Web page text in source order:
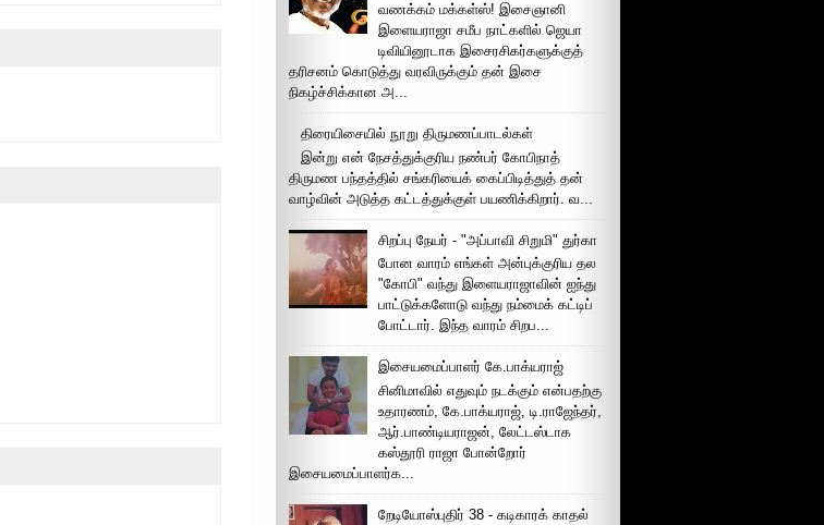
வணக்கம் மக்கள்ஸ்! இசைஞானி
இளையராஜா சமீப நாட்களில் ஜெயா
டிவியினூடாக இசைரசிகர்களுக்குத்
தரிசனம் கொடுத்து வரவிருக்கும் தன் இசை
நிகழ்ச்சிக்கான அ...
திரையிசையில் நூறு திருமணப்பாடல்கள்
இன்று என் நேசத்துக்குரிய நண்பர் கோபிநாத்
திருமண பந்தத்தில் சங்கரியைக் கைப்பிடித்துத் தன்
வாழ்வின் அடுத்த கட்டத்துக்குள் பயணிக்கிறார். வ...
சிறப்பு நேயர் - "அப்பாவி சிறுமி" துர்கா
போன வாரம் எங்கள் அன்புக்குரிய தல
"கோபி" வந்து இளையராஜாவின் ஐந்து
பாட்டுக்களோடு வந்து நம்மைக் கட்டிப்
போட்டார். இந்த வாரம் சிறப...
இசையமைப்பாளர் கே.பாக்யராஜ்
சினிமாவில் எதுவும் நடக்கும் என்பதற்கு
உதாரணம், கே.பாக்யராஜ், டி.ராஜேந்தர்,
ஆர்.பாண்டியராஜன், லேட்டஸ்டாக
கஸ்தூரி ராஜா போன்றோர்
இசையமைப்பாளர்க...
றேடியோஸ்புதிர் 38 - கடிகாரக் காதல்